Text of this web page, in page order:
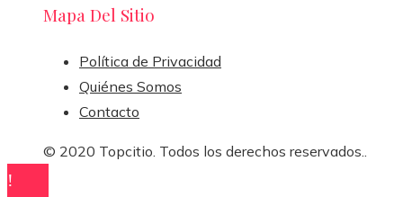
Mapa Del Sitio
Política de Privacidad
Quiénes Somos
Contacto
© 2020 Topcitio. Todos los derechos reservados..